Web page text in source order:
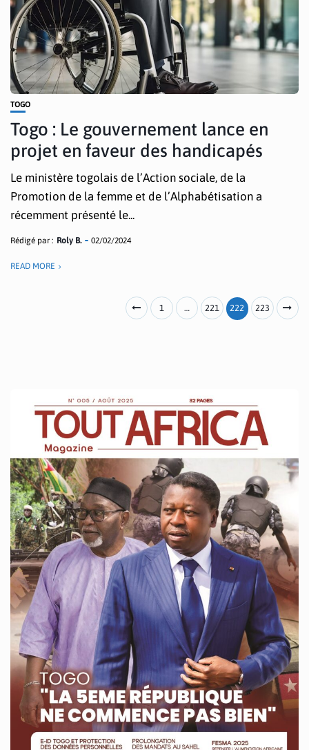
TOGO
Togo : Le gouvernement lance en
projet en faveur des handicapés
Le ministère togolais de l’Action sociale, de la
Promotion de la femme et de l’Alphabétisation a
récemment présenté le...
Rédigé par : Roly B. 02/02/2024
READ MORE
1 … 221 222 223